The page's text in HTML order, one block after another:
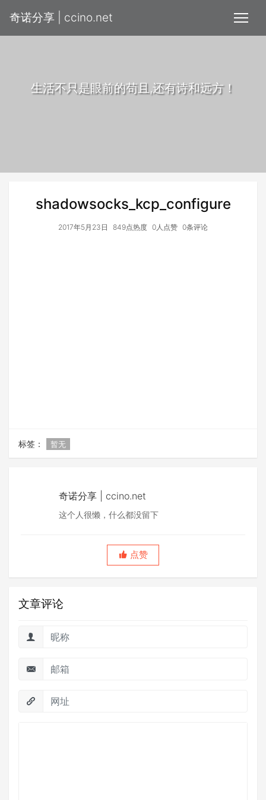
奇诺分享 | ccino.net
生活不只是眼前的苟且,还有诗和远方！
shadowsocks_kcp_configure
2017年5月23日 849点热度 0人点赞 0条评论
标签： 暂无
奇诺分享 | ccino.net
这个人很懒，什么都没留下
点赞
文章评论